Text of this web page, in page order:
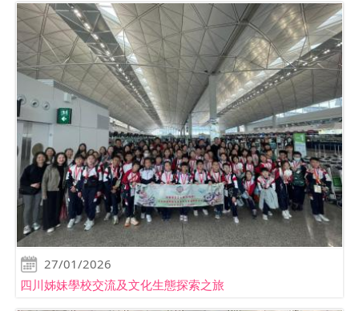
27/01/2026
四川姊妹學校交流及文化生態探索之旅